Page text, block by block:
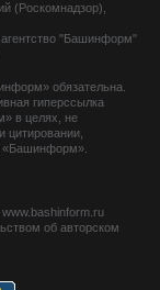
(Роскомнадзор),
"Башинформ"
обязательна.
гиперссылка
в целях, не
цитировании,
«Башинформ».
об авторском